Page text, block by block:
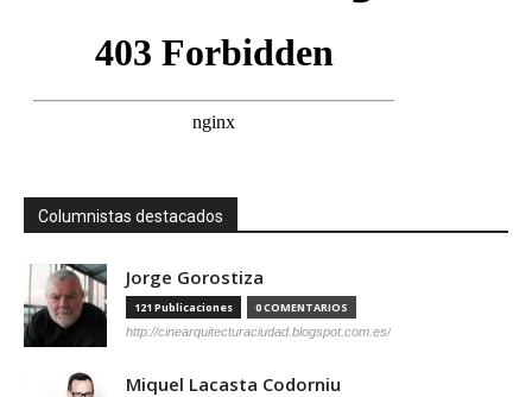
Columnistas destacados
Jorge Gorostiza
121 Publicaciones 0 COMENTARIOS
http://cinearquitecturaciudad.blogspot.com.es/
Miquel Lacasta Codorniu